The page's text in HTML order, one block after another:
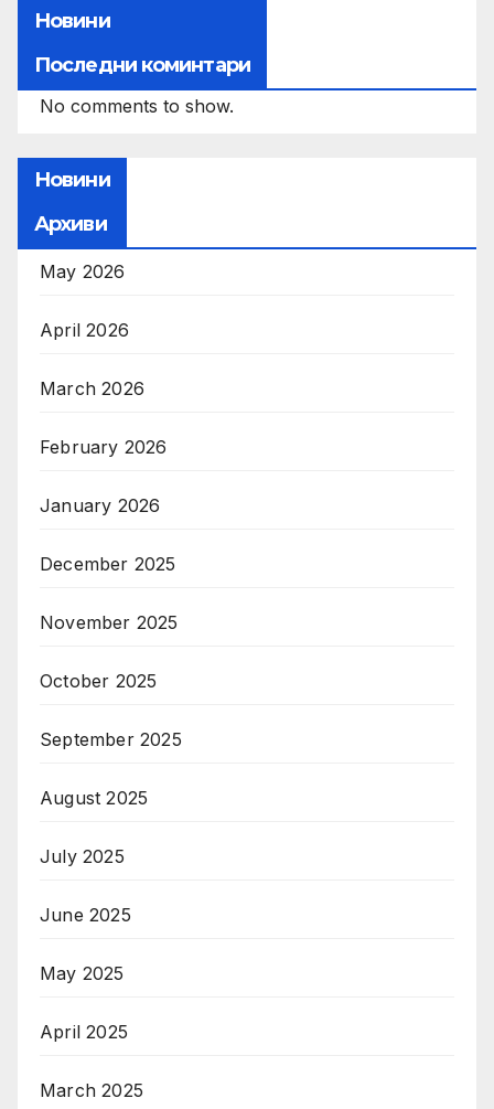
Новини
Последни коминтари
No comments to show.
Новини
Архиви
May 2026
April 2026
March 2026
February 2026
January 2026
December 2025
November 2025
October 2025
September 2025
August 2025
July 2025
June 2025
May 2025
April 2025
March 2025